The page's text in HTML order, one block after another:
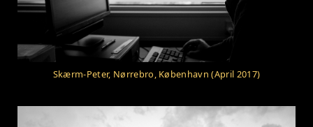
Skærm-Peter, Nørrebro, København (April 2017)